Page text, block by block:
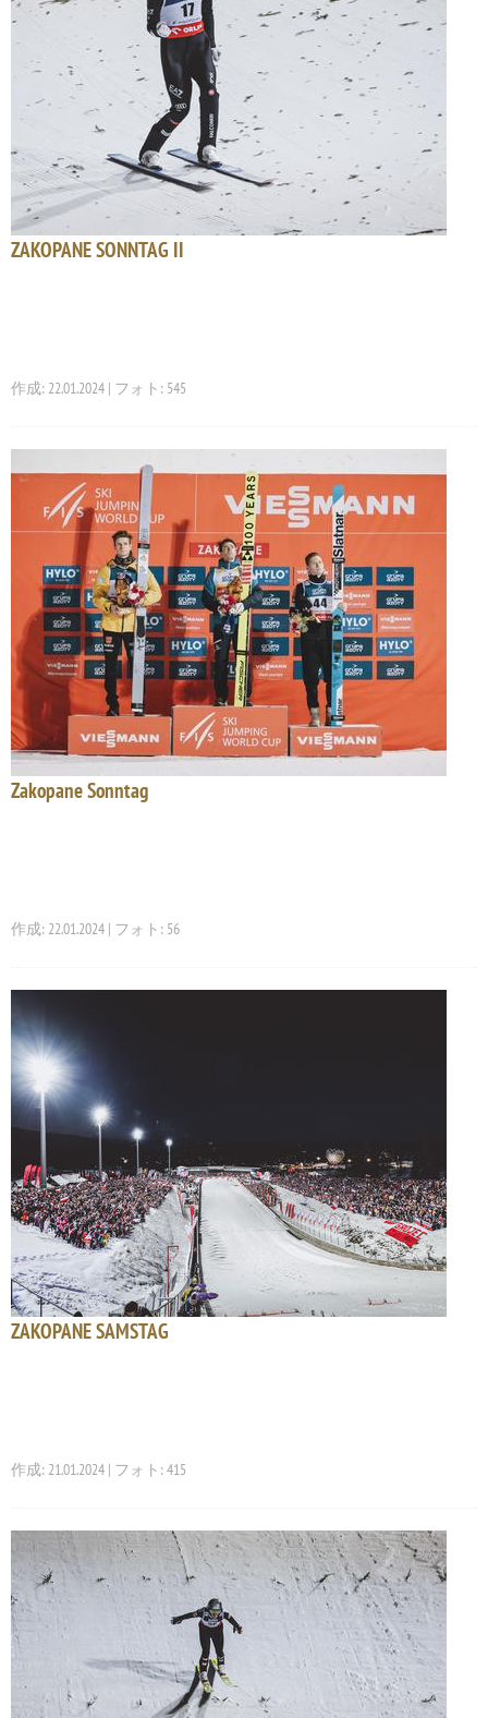
ZAKOPANE SONNTAG II
作成: 22.01.2024 | フォト: 545
Zakopane Sonntag
作成: 22.01.2024 | フォト: 56
ZAKOPANE SAMSTAG
作成: 21.01.2024 | フォト: 415